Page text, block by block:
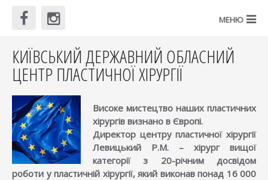
КИЇВСЬКИЙ ДЕРЖАВНИЙ ОБЛАСНИЙ
ЦЕНТР ПЛАСТИЧНОЇ ХІРУРГІЇ
Високе мистецтво наших пластичних
хірургів визнано в Європі.
Директор центру пластичної хірургії
Левицький Р.М. – хірург вищої
категорії з 20-річним досвідом
роботи у пластичній хірургії, який виконав понад 16 000